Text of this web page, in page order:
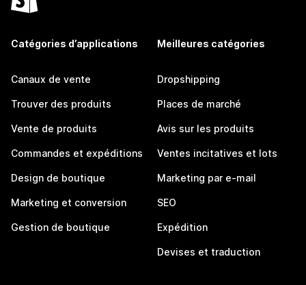
Catégories d’applications
Canaux de vente
Trouver des produits
Vente de produits
Commandes et expéditions
Design de boutique
Marketing et conversion
Gestion de boutique
Meilleures catégories
Dropshipping
Places de marché
Avis sur les produits
Ventes incitatives et lots
Marketing par e-mail
SEO
Expédition
Devises et traduction